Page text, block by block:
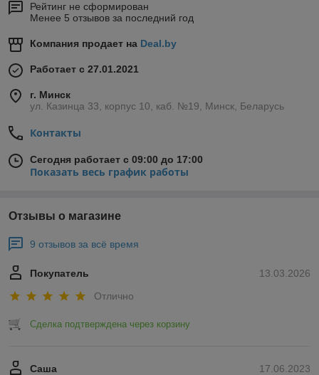
Рейтинг не сформирован
Менее 5 отзывов за последний год
Компания продает на Deal.by
Работает с 27.01.2021
г. Минск
ул. Казинца 33, корпус 10, каб. №19, Минск, Беларусь
Контакты
Сегодня работает с 09:00 до 17:00
Показать весь график работы
Отзывы о магазине
9 отзывов за всё время
13.03.2026
Покупатель
Отлично
Сделка подтверждена через корзину
17.06.2023
Саша